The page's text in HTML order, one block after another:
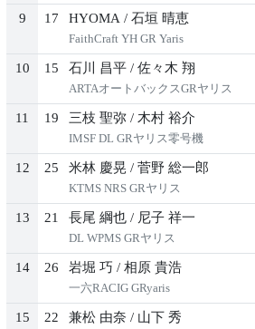
9 17 HYOMA / 石垣 晴恵
FaithCraft YH GR Yaris
10 15 石川 昌平 / 佐々木 翔
ARTAオートバックスGRヤリス
11 19 三枝 聖弥 / 木村 裕介
IMSF DL GRヤリス零号機
12 25 米林 慶晃 / 菅野 総一郎
KTMS NRS GRヤリス
13 21 長尾 綱也 / 尼子 祥一
DL WPMS GRヤリス
14 26 岩堀 巧 / 相原 貴浩
一六RACIG GRyaris
15 22 兼松 由奈 / 山下 秀